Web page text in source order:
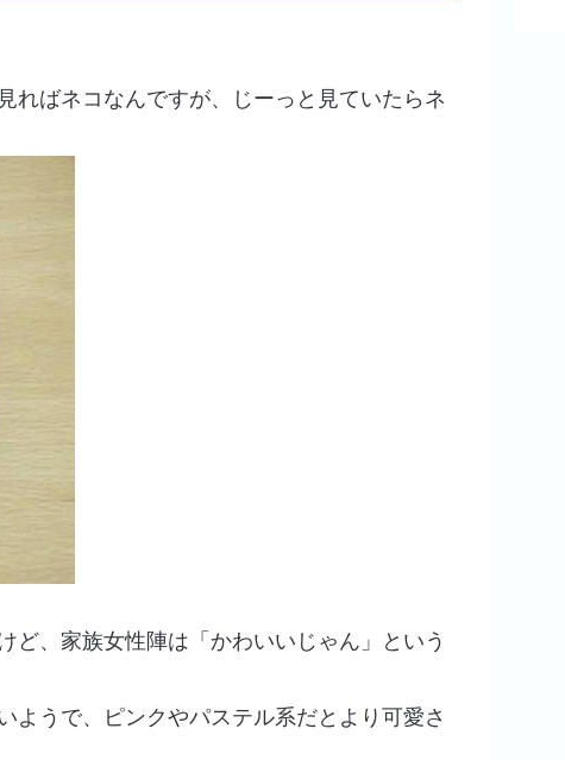
ればネコなんですが、じーっと見ていたらネ
ど、家族女性陣は「かわいいじゃん」という
ようで、ピンクやパステル系だとより可愛さ